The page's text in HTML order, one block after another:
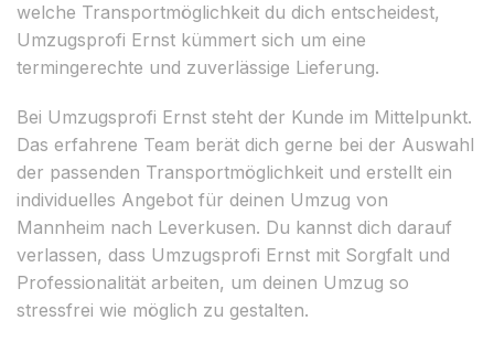
welche Transportmöglichkeit du dich entscheidest,
Umzugsprofi Ernst kümmert sich um eine
termingerechte und zuverlässige Lieferung.
Bei Umzugsprofi Ernst steht der Kunde im Mittelpunkt.
Das erfahrene Team berät dich gerne bei der Auswahl
der passenden Transportmöglichkeit und erstellt ein
individuelles Angebot für deinen Umzug von
Mannheim nach Leverkusen. Du kannst dich darauf
verlassen, dass Umzugsprofi Ernst mit Sorgfalt und
Professionalität arbeiten, um deinen Umzug so
stressfrei wie möglich zu gestalten.